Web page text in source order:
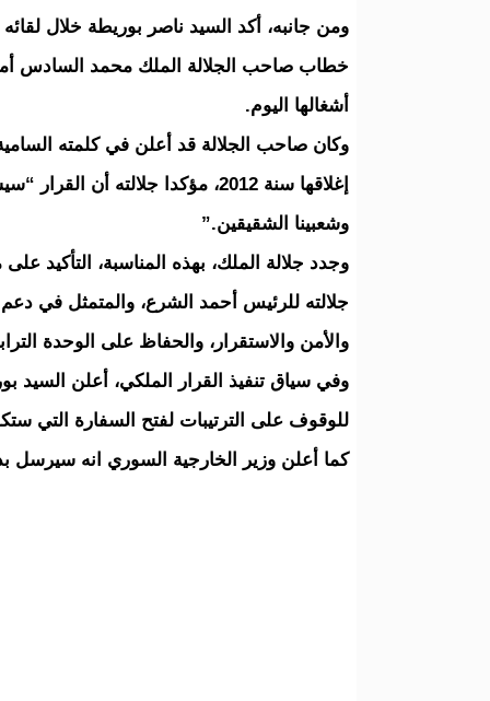
ومن جانبه، أكد السيد ناصر بوريطة خلال
خطاب صاحب الجلالة الملك محمد السادس أمام
أشغالها اليوم.
وكان صاحب الجلالة قد أعلن في كلمته
إغلاقها سنة 2012، مؤكدا جلالته
وشعبينا الشقيقين.”
وجدد جلالة الملك، بهذه المناسبة،
جلالته للرئيس أحمد الشرع، والمتمثل في
والأمن والاستقرار، والحفاظ على الوحدة
وفي سياق تنفيذ القرار الملكي، أعلن السيد
للوقوف على الترتيبات لفتح السفارة التي
كما أعلن وزير الخارجية السوري انه سيرسل